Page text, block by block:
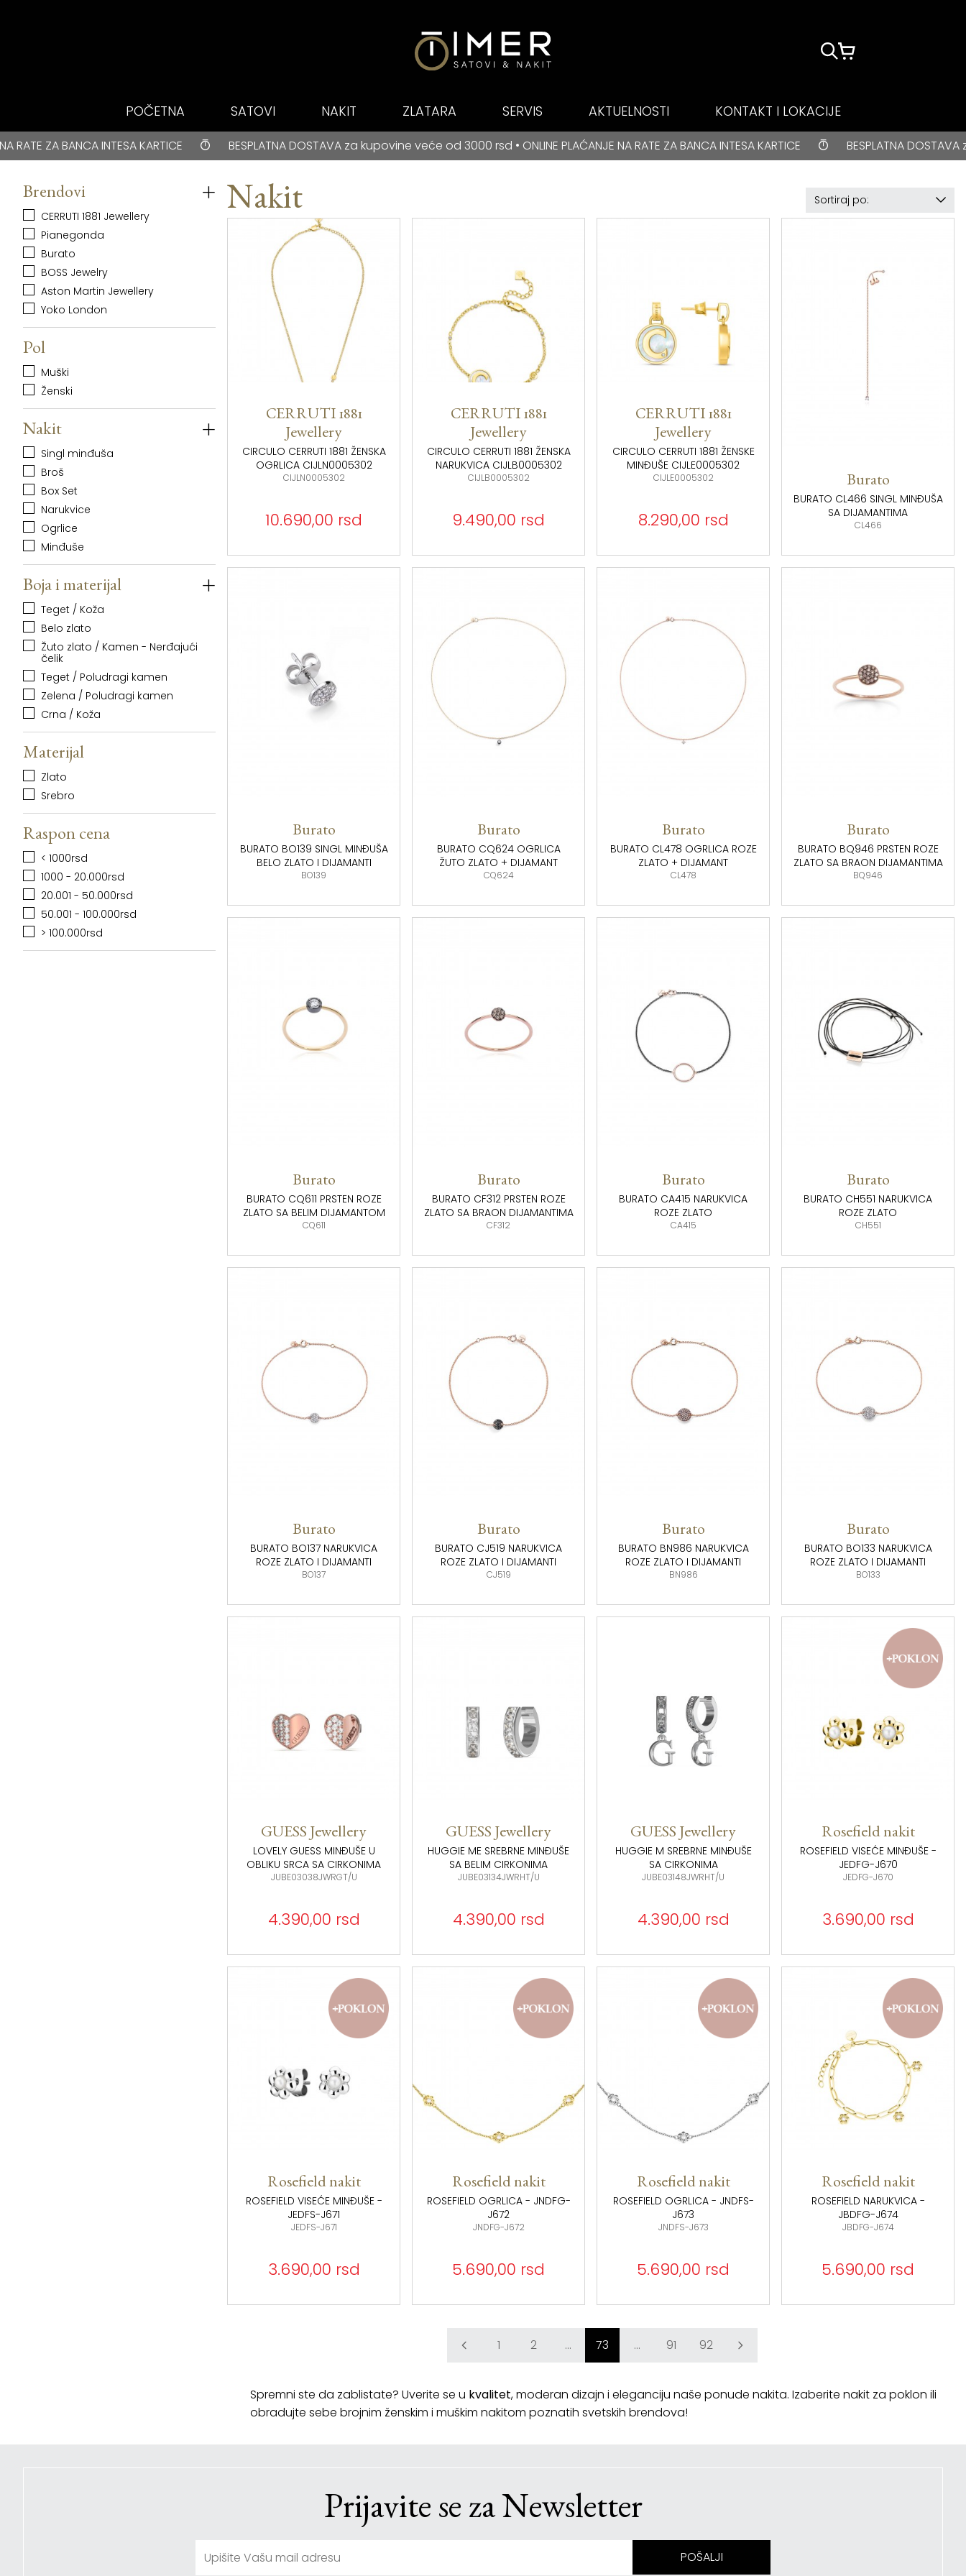
POČETNA SATOVI NAKIT ZLATARA SERVIS AKTUELNOSTI KONTAKT I LOKACIJE
BESPLATNA DOSTAVA za kupovine veće od 3000 rsd • ONLINE PLAĆANJE NA RATE ZA BANCA INTESA KARTICE
BANCA INTESA KARTICE BESPLATNA DOSTAVA za kupovine veće od 3000 rsd • ONLINE PLAĆANJE NA RATE ZA BANCA INTESA KARTICE BESPLATNA DOSTAVA za
Filter proizvoda
Brendovi +
CERRUTI 1881 Jewellery
Pianegonda
Burato
BOSS Jewelry
Aston Martin Jewellery
Yoko London
Pol
Muški
Ženski
Nakit +
Singl minđuša
Broš
Box Set
Narukvice
Ogrlice
Minđuše
Boja i materijal +
Teget / Koža
Belo zlato
Žuto zlato / Kamen - Nerđajući
čelik
Teget / Poludragi kamen
Zelena / Poludragi kamen
Crna / Koža
Materijal
Zlato
Srebro
Raspon cena
< 1000rsd
1000 - 20.000rsd
20.001 - 50.000rsd
50.001 - 100.000rsd
> 100.000rsd
Nakit Sortiraj po:
CERRUTI 1881
Jewellery
CIRCULO CERRUTI 1881 ŽENSKA
OGRLICA CIJLN0005302
CIJLN0005302
10.690,00 rsd
CERRUTI 1881
Jewellery
CIRCULO CERRUTI 1881 ŽENSKA
NARUKVICA CIJLB0005302
CIJLB0005302
9.490,00 rsd
CERRUTI 1881
Jewellery
CIRCULO CERRUTI 1881 ŽENSKE
MINĐUŠE CIJLE0005302
CIJLE0005302
8.290,00 rsd
Burato
BURATO CL466 SINGL MINĐUŠA
SA DIJAMANTIMA
CL466
Burato
BURATO BO139 SINGL MINĐUŠA
BELO ZLATO I DIJAMANTI
BO139
Burato
BURATO CQ624 OGRLICA
ŽUTO ZLATO + DIJAMANT
CQ624
Burato
BURATO CL478 OGRLICA ROZE
ZLATO + DIJAMANT
CL478
Burato
BURATO BQ946 PRSTEN ROZE
ZLATO SA BRAON DIJAMANTIMA
BQ946
Burato
BURATO CQ611 PRSTEN ROZE
ZLATO SA BELIM DIJAMANTOM
CQ611
Burato
BURATO CF312 PRSTEN ROZE
ZLATO SA BRAON DIJAMANTIMA
CF312
Burato
BURATO CA415 NARUKVICA
ROZE ZLATO
CA415
Burato
BURATO CH551 NARUKVICA
ROZE ZLATO
CH551
Burato
BURATO BO137 NARUKVICA
ROZE ZLATO I DIJAMANTI
BO137
Burato
BURATO CJ519 NARUKVICA
ROZE ZLATO I DIJAMANTI
CJ519
Burato
BURATO BN986 NARUKVICA
ROZE ZLATO I DIJAMANTI
BN986
Burato
BURATO BO133 NARUKVICA
ROZE ZLATO I DIJAMANTI
BO133
GUESS Jewellery
LOVELY GUESS MINĐUŠE U
OBLIKU SRCA SA CIRKONIMA
JUBE03038JWRGT/U
4.390,00 rsd
GUESS Jewellery
HUGGIE ME SREBRNE MINĐUŠE
SA BELIM CIRKONIMA
JUBE03134JWRHT/U
4.390,00 rsd
GUESS Jewellery
HUGGIE M SREBRNE MINĐUŠE
SA CIRKONIMA
JUBE03148JWRHT/U
4.390,00 rsd
Rosefield nakit
ROSEFIELD VISEĆE MINĐUŠE -
JEDFG-J670
JEDFG-J670
3.690,00 rsd
Rosefield nakit
ROSEFIELD VISEĆE MINĐUŠE -
JEDFS-J671
JEDFS-J671
3.690,00 rsd
Rosefield nakit
ROSEFIELD OGRLICA - JNDFG-
J672
JNDFG-J672
5.690,00 rsd
Rosefield nakit
ROSEFIELD OGRLICA - JNDFS-
J673
JNDFS-J673
5.690,00 rsd
Rosefield nakit
ROSEFIELD NARUKVICA -
JBDFG-J674
JBDFG-J674
5.690,00 rsd
1 2 ... 73 ... 91 92
Spremni ste da zablistate? Uverite se u kvalitet, moderan dizajn i eleganciju naše ponude nakita. Izaberite nakit za poklon ili
obradujte sebe brojnim ženskim i muškim nakitom poznatih svetskih brendova!
Prijavite se za Newsletter
POŠALJI